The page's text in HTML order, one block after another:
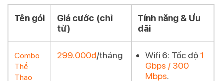
Tên gói
Giá cước (chỉ
từ)
Tính năng & Ưu
đãi
Combo
Thể
Thao
299.000đ/tháng Wifi 6: Tốc độ1
Gbps / 300
Mbps.